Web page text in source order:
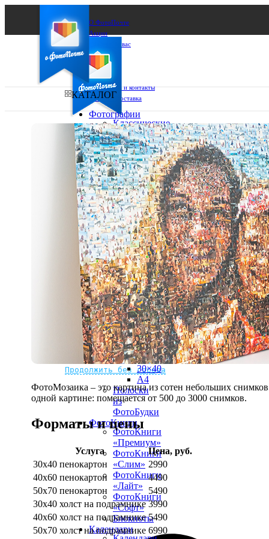
О ФотоПочте
Акции
Сделаем за вас
Бизнесу
FAQ
Франшиза
Поддержка и контакты
Оплата и доставка
Ваш город:
Ваш регион доставки
Выберите из списка:
Не нашли Ваш город?
Мы доставляем по всему миру
Продолжить без города
КАТАЛОГ
Фотографии
Классические
фото
10х10
10х15
13х18
15х15
15х20
20х20
20х30
30х30
30х40
А4
Фото
в
рамке
10х10
10×15
13×18
15×15
15×20
20×20
20×30
30×30
30×40
A4
Полоски
из
ФотоБудки
ФотоКниги
ФотоКниги
«Премиум»
ФотоКниги
«Слим»
ФотоКниги
«Лайт»
ФотоКниги
«Софт»
Блокноты
Календари
ФотоМозаика – это картина из сотен небольших
одной картине: помещается от 500 до 3000 снимков.
Форматы и цены
Услуга
Цена, руб.
30х40 пенокартон
2990
40х60 пенокартон
4490
50х70 пенокартон
5490
30х40 холст на подрамнике 3990
40х60 холст на подрамнике 5490
50х70 холст на подрамнике 6990